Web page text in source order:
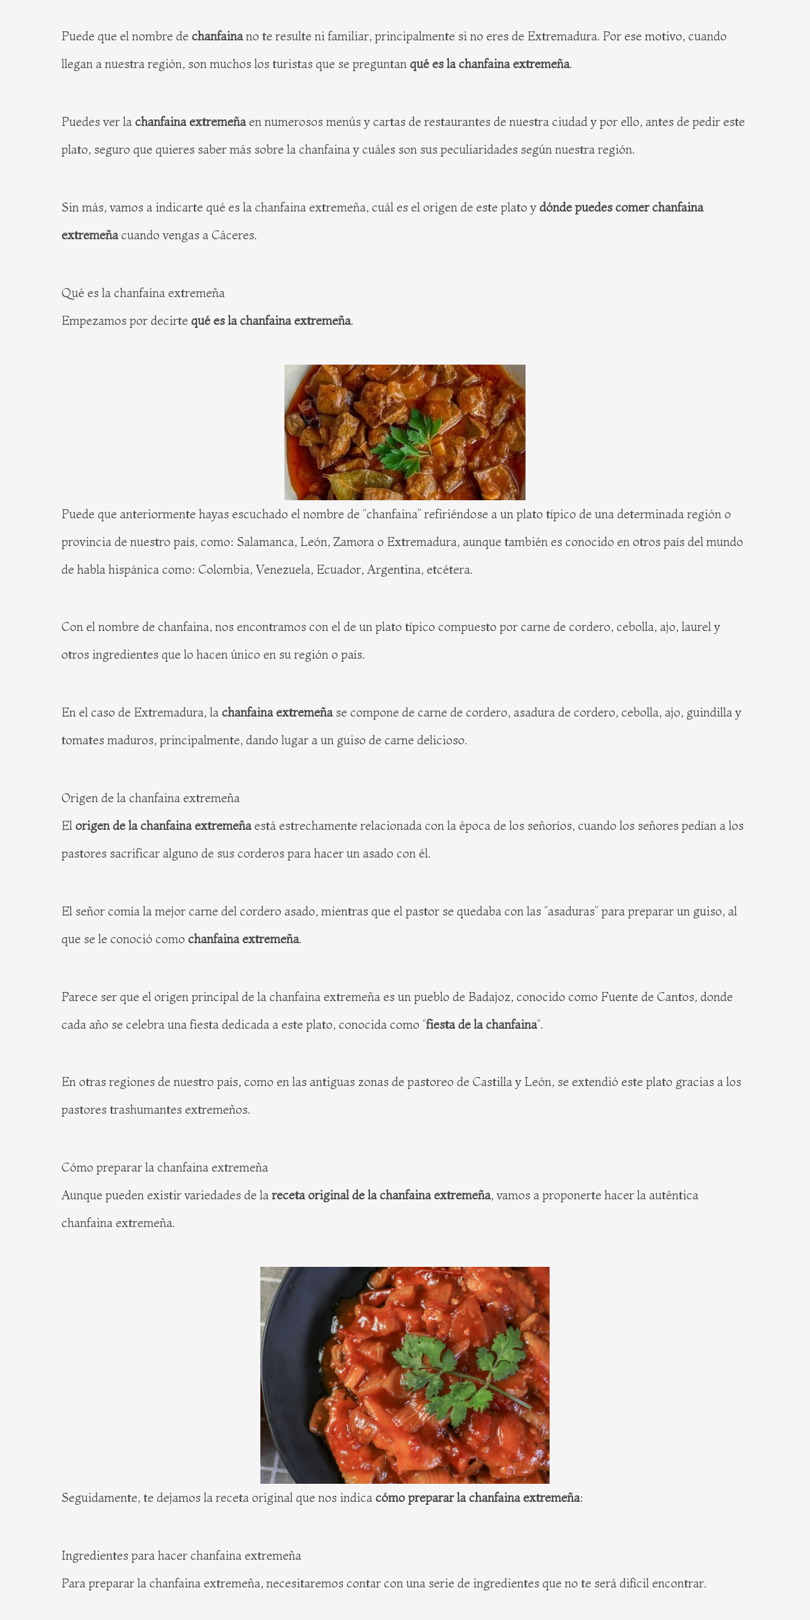
Puede que el nombre de chanfainano te resulte ni familiar, principalmente si no eres de Extremadura. Por ese motivo, cuando
llegan a nuestra región, son muchos los turistas que se preguntan qué es la chanfaina extremeña.
Puedes ver la chanfaina extremeñaen numerosos menús y cartas de restaurantes de nuestra ciudad y por ello, antes de pedir este
plato, seguro que quieres saber más sobre la chanfaina y cuáles son sus peculiaridades según nuestra región.
Sin más, vamos a indicarte qué es la chanfaina extremeña, cuál es el origen de este plato y dónde puedes comer chanfaina
extremeñacuando vengas a Cáceres.
Qué es la chanfaina extremeña
Empezamos por decirte qué es la chanfaina extremeña.
Puede que anteriormente hayas escuchado el nombre de “chanfaina” refiriéndose a un plato típico de una determinada región o
provincia de nuestro país, como: Salamanca, León, Zamora o Extremadura, aunque también es conocido en otros país del mundo
de habla hispánica como: Colombia, Venezuela, Ecuador, Argentina, etcétera.
Con el nombre de chanfaina, nos encontramos con el de un plato típico compuesto por carne de cordero, cebolla, ajo, laurel y
otros ingredientes que lo hacen único en su región o país.
En el caso de Extremadura, la chanfaina extremeñase compone de carne de cordero, asadura de cordero, cebolla, ajo, guindilla y
tomates maduros, principalmente, dando lugar a un guiso de carne delicioso.
Origen de la chanfaina extremeña
El origen de la chanfaina extremeñaestá estrechamente relacionada con la época de los señoríos, cuando los señores pedían a los
pastores sacrificar alguno de sus corderos para hacer un asado con él.
El señor comía la mejor carne del cordero asado, mientras que el pastor se quedaba con las “asaduras” para preparar un guiso, al
que se le conoció como chanfaina extremeña.
Parece ser que el origen principal de la chanfaina extremeña es un pueblo de Badajoz, conocido como Fuente de Cantos, donde
cada año se celebra una fiesta dedicada a este plato, conocida como “fiesta de la chanfaina“.
En otras regiones de nuestro país, como en las antiguas zonas de pastoreo de Castilla y León, se extendió este plato gracias a los
pastores trashumantes extremeños.
Cómo preparar la chanfaina extremeña
Aunque pueden existir variedades de la receta original de la chanfaina extremeña, vamos a proponerte hacer la auténtica
chanfaina extremeña.
Seguidamente, te dejamos la receta original que nos indica cómo preparar la chanfaina extremeña:
Ingredientes para hacer chanfaina extremeña
Para preparar la chanfaina extremeña, necesitaremos contar con una serie de ingredientes que no te será difícil encontrar.